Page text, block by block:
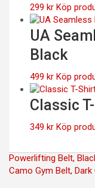
399 kr.319
299 kr Köp
UA
Black
499 kr Köp
Classic
349 kr Köp
Powerlifting Belt,
Camo Gym Belt, Dark